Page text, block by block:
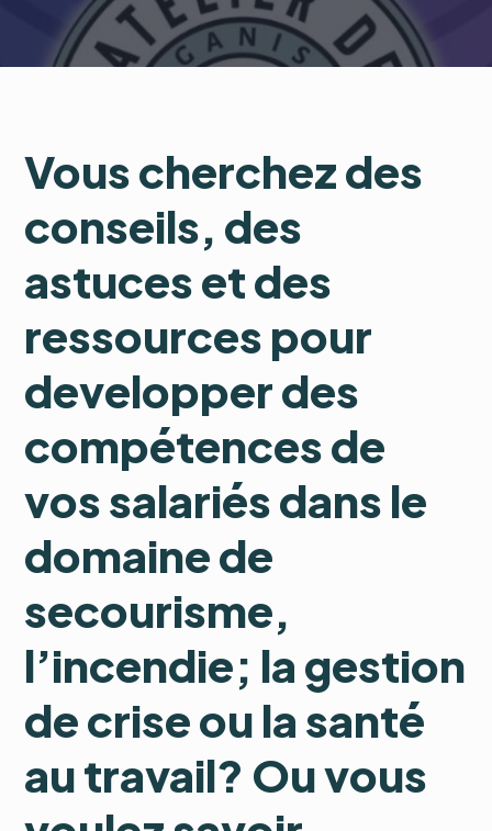
Vous cherchez des
conseils, des
astuces et des
ressources pour
developper des
compétences de
vos salariés dans le
domaine de
secourisme,
l’incendie; la gestion
de crise ou la santé
au travail? Ou vous